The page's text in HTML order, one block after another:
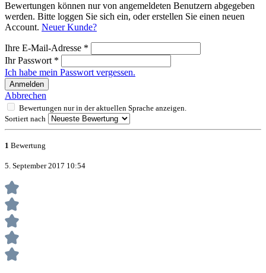
Bewertungen können nur von angemeldeten Benutzern abgegeben
werden. Bitte loggen Sie sich ein, oder erstellen Sie einen neuen
Account. Neuer Kunde?
Ihre E-Mail-Adresse *
Ihr Passwort *
Ich habe mein Passwort vergessen.
Anmelden
Abbrechen
Bewertungen nur in der aktuellen Sprache anzeigen.
Sortiert nach
1 Bewertung
5. September 2017 10:54